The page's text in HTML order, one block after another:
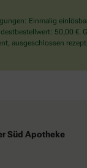
Einmalig
50,00 €.
ausgeschlossen
Süd Apotheke